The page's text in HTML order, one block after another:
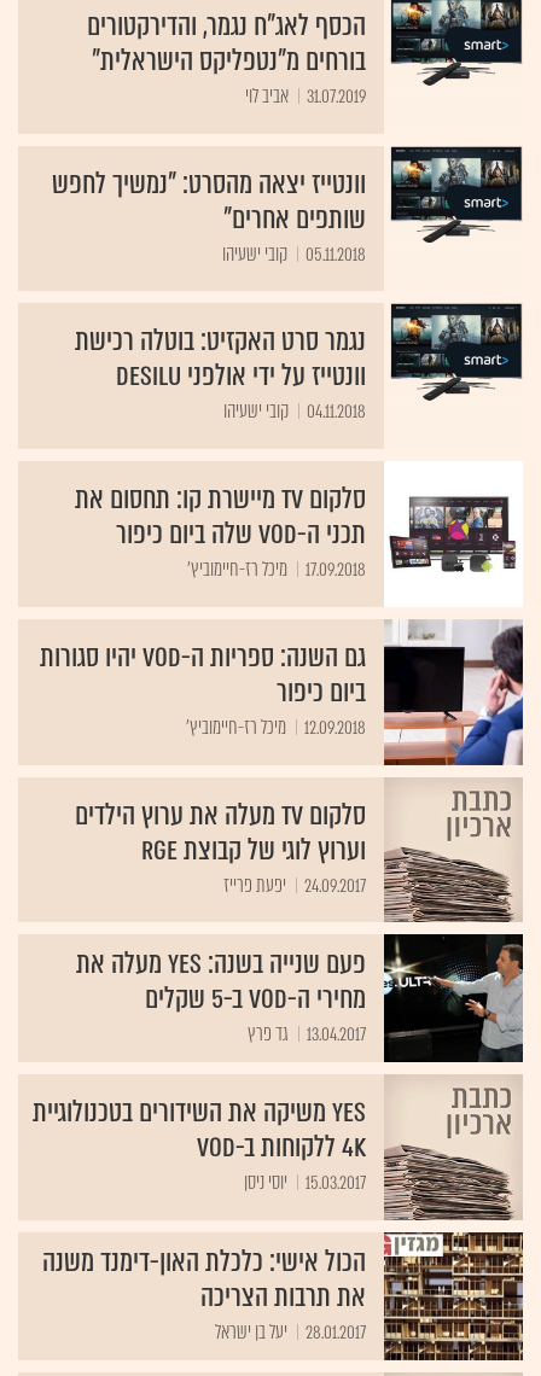
הכסף לאג"ח נגמר, והדירקטורים
בורחים מ"נטפליקס הישראלית"
31.07.2019 אביב לוי
וונטייז יצאה מהסרט: "נמשיך לחפש
שותפים אחרים"
05.11.2018 קובי ישעיהו
נגמר סרט האקזיט: בוטלה רכישת
וונטייז על ידי אולפני Desilu
04.11.2018 קובי ישעיהו
סלקום TV מיישרת קו: תחסום את
תכני ה-VOD שלה ביום כיפור
17.09.2018 מיכל רז-חיימוביץ'
גם השנה: ספריות ה-VOD יהיו סגורות
ביום כיפור
12.09.2018 מיכל רז-חיימוביץ'
סלקום TV מעלה את ערוץ הילדים
וערוץ לוגי של קבוצת RGE
24.09.2017 יפעת פרייז
פעם שנייה בשנה: yes מעלה את
מחירי ה-VOD ב-5 שקלים
13.04.2017 גד פרץ
yes משיקה את השידורים בטכנולוגיית
4K ללקוחות ב-VOD
15.03.2017 יוסי ניסן
הכול אישי: כלכלת האון-דימנד משנה
את תרבות הצריכה
28.01.2017 יעל בן ישראל